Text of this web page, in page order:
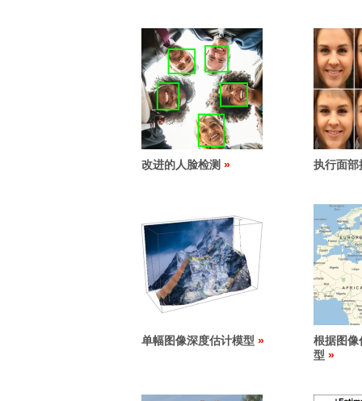
改进的人脸检测 执行面部
单幅图像深度估计模型
根据图像
型